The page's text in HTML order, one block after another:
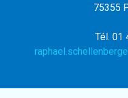
75355
Tél. 01